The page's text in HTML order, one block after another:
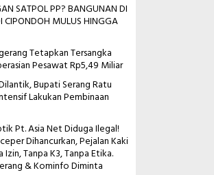
SATPOL PP? BANGUNAN DI
CIPONDOH MULUS HINGGA
Tetapkan Tersangka
Pesawat Rp5,49 Miliar
Bupati Serang Ratu
Lakukan Pembinaan
Pt. Asia Net Diduga Ilegal!
Dihancurkan, Pejalan Kaki
Izin, Tanpa K3, Tanpa Etika.
& Kominfo Diminta